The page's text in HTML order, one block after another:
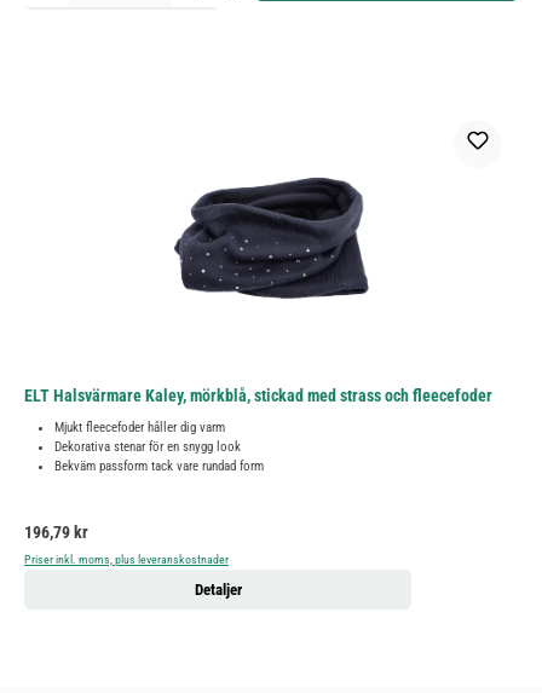
ELT Halsvärmare Kaley, mörkblå, stickad med strass och fleecefoder
Mjukt fleecefoder håller dig varm
Dekorativa stenar för en snygg look
Bekväm passform tack vare rundad form
Ordinarie pris:
196,79 kr
Priser inkl. moms, plus leveranskostnader
Detaljer